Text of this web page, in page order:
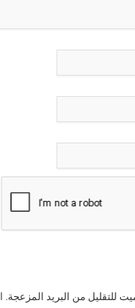
للتقليل من البريد المزعجة.